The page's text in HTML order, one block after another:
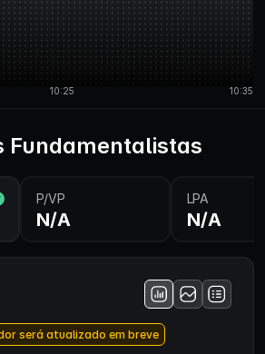
Fundamentalistas
P/VP
N/A
LPA
N/A
será atualizado em breve